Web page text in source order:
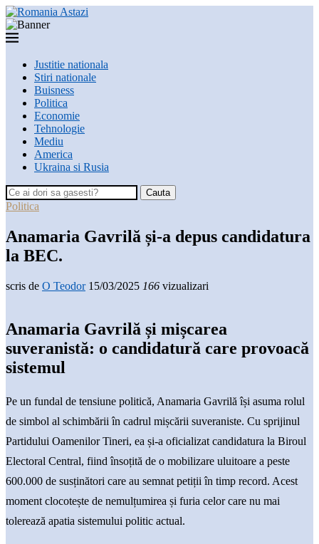
Justitie nationala
Stiri nationale
Buisness
Politica
Economie
Tehnologie
Mediu
America
Ukraina si Rusia
Cauta
Politica
Anamaria Gavrilă și-a depus candidatura
la BEC.
scris de O Teodor 15/03/2025 166 vizualizari
Anamaria Gavrilă și mișcarea
suveranistă: o candidatură care provoacă
sistemul
Pe un fundal de tensiune politică, Anamaria Gavrilă își asuma rolul
de simbol al schimbării în cadrul mișcării suveraniste. Cu sprijinul
Partidului Oamenilor Tineri, ea și-a oficializat candidatura la Biroul
Electoral Central, fiind însoțită de o mobilizare uluitoare a peste
600.000 de susținători care au semnat petiții în timp record. Acest
moment clocotește de nemulțumirea și furia celor care nu mai
tolerează apatia sistemului politic actual.